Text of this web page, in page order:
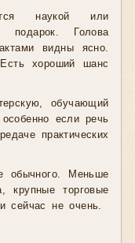
наукой или
подарок. Голова
видны ясно.
хороший шанс
обучающий
если речь
практических
обычного. Меньше
торговые
сейчас не очень.